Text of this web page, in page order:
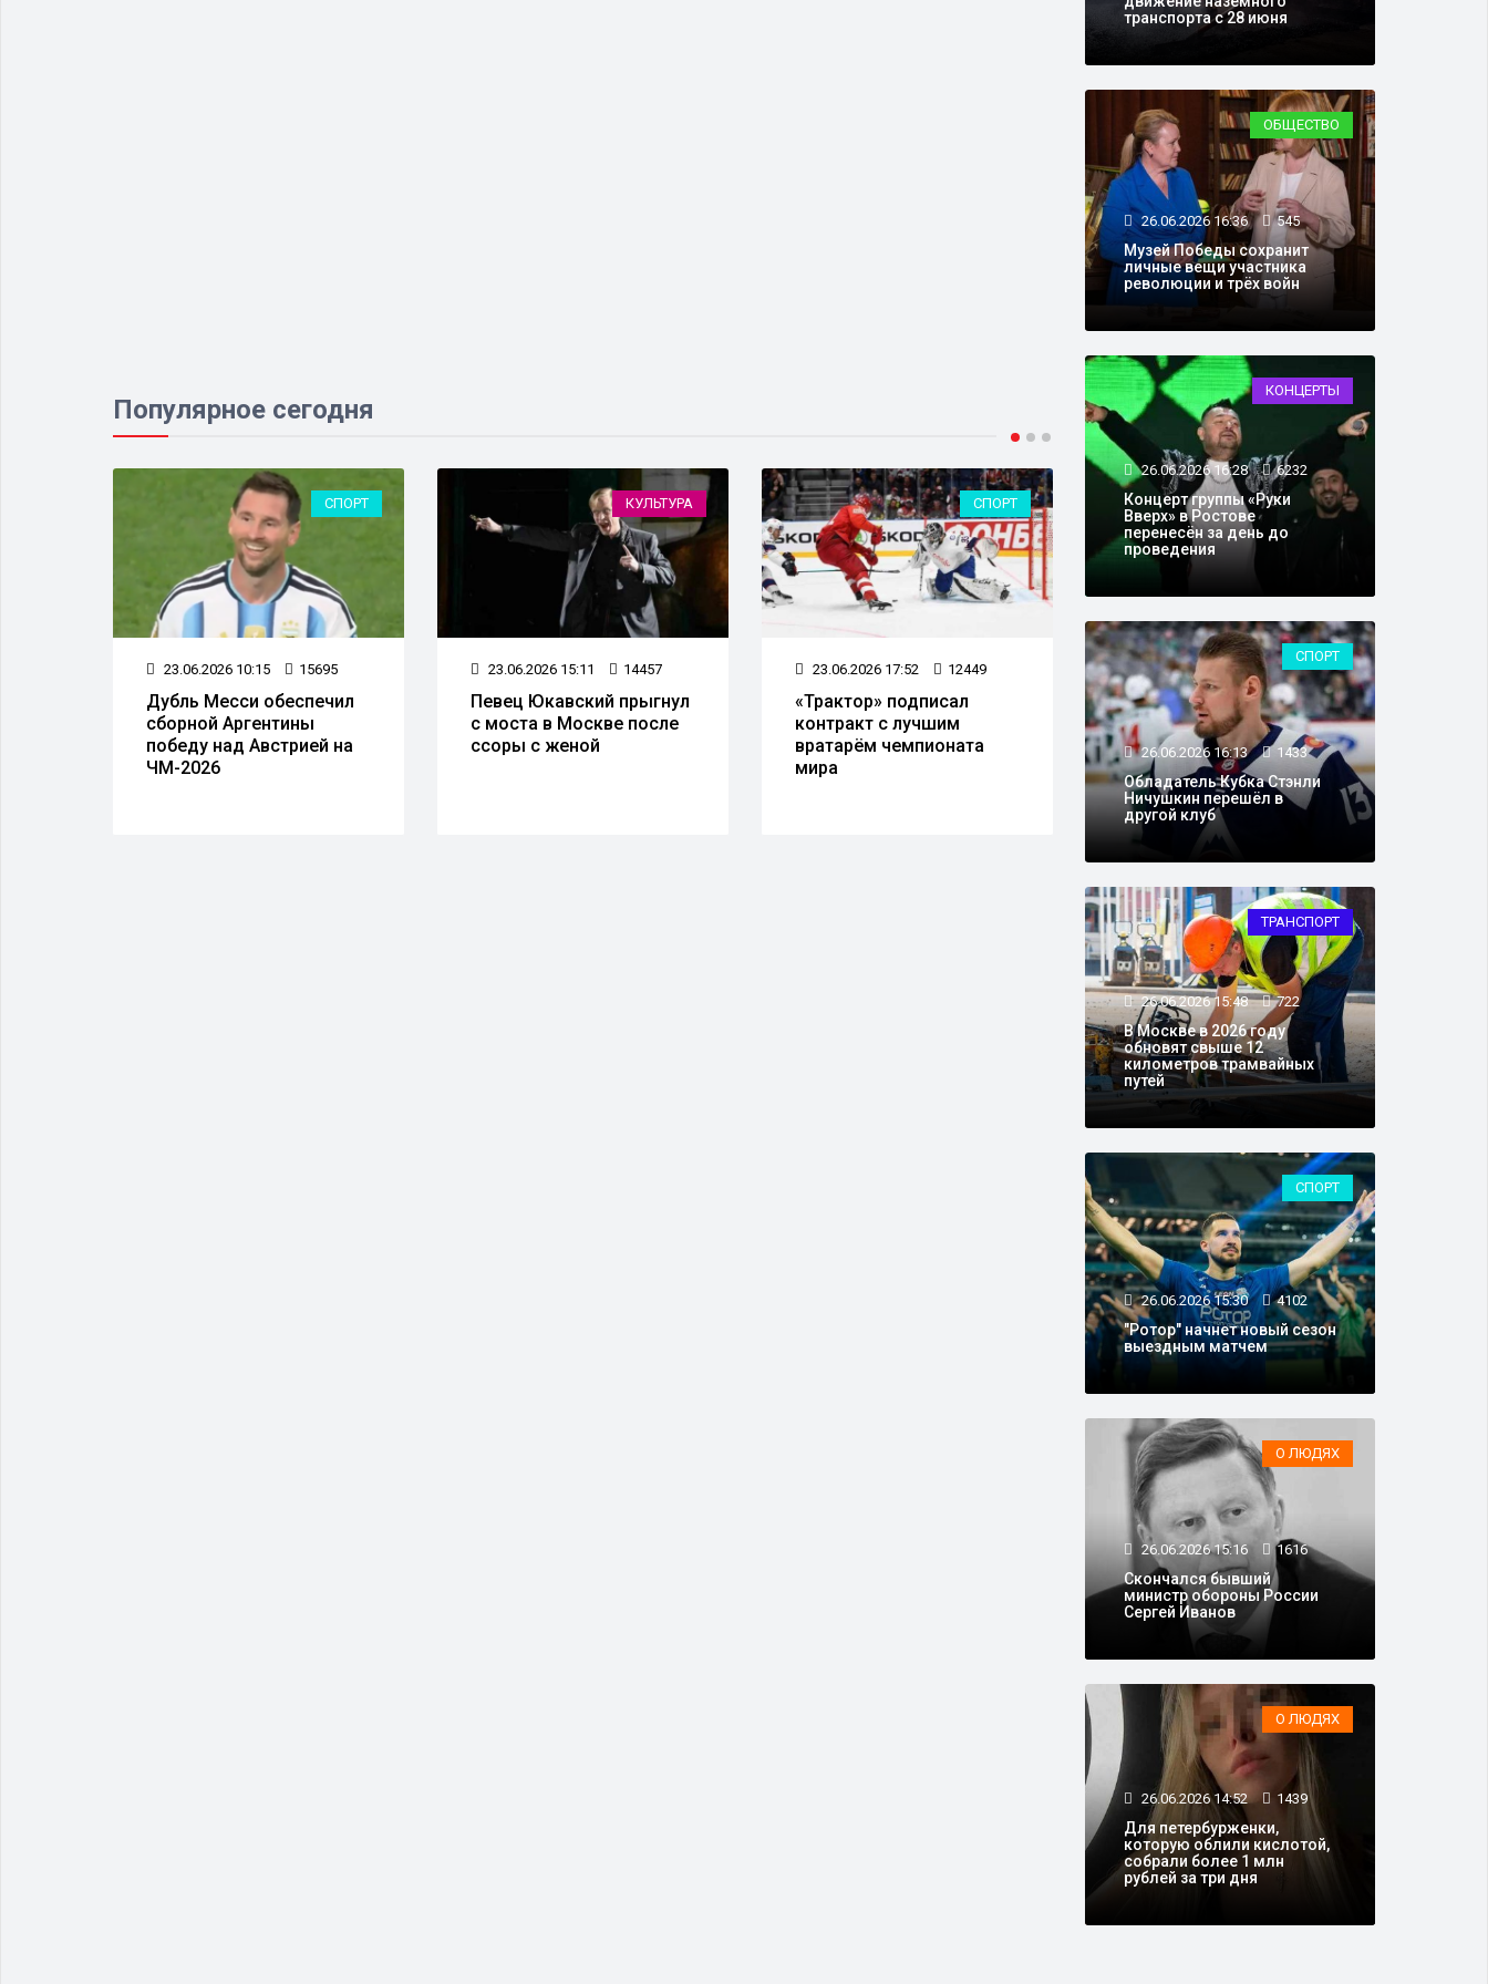
Популярное сегодня
СПОРТ
23.06.2026 10:15 15695
Дубль Месси обеспечил
сборной Аргентины
победу над Австрией на
ЧМ-2026
КУЛЬТУРА
23.06.2026 15:11 14457
Певец Юкавский прыгнул
с моста в Москве после
ссоры с женой
СПОРТ
23.06.2026 17:52 12449
«Трактор» подписал
контракт с лучшим
вратарём чемпионата
мира
КУЛЬТУРА
24.06.2026 13:23 11789
Жена Спивакова назвала
дату выписки музыканта
из больницы
транспорта с 28 июня
ОБЩЕСТВО
26.06.2026 16:36 545
Музей Победы сохранит
личные вещи участника
революции и трёх войн
КОНЦЕРТЫ
26.06.2026 16:28 6232
Концерт группы «Руки
Вверх» в Ростове
перенесён за день до
проведения
СПОРТ
26.06.2026 16:13 1433
Обладатель Кубка Стэнли
Ничушкин перешёл в
другой клуб
ТРАНСПОРТ
26.06.2026 15:48 722
В Москве в 2026 году
обновят свыше 12
километров трамвайных
путей
СПОРТ
26.06.2026 15:30 4102
"Ротор" начнет новый сезон
выездным матчем
О ЛЮДЯХ
26.06.2026 15:16 1616
Скончался бывший
министр обороны России
Сергей Иванов
О ЛЮДЯХ
26.06.2026 14:52 1439
Для петербурженки,
которую облили кислотой,
собрали более 1 млн
рублей за три дня